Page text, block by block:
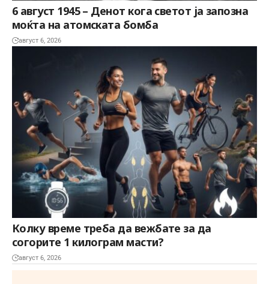
6 август 1945 – Денот кога светот ја запозна
моќта на атомската бомба
август 6, 2026
Колку време треба да вежбате за да
согорите 1 килограм масти?
август 6, 2026